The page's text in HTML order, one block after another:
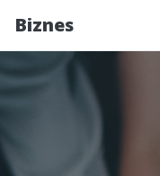
Biznes